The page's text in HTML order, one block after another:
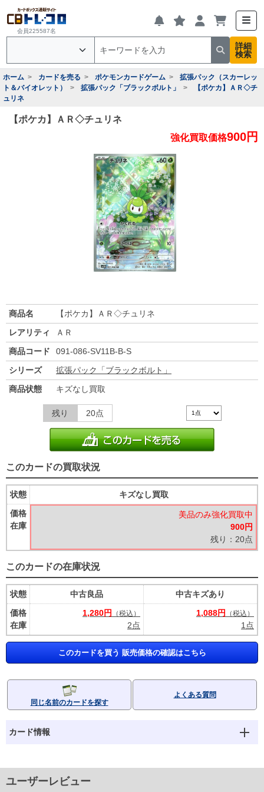
会員225587名
詳細
検索
ホーム カードを売る ポケモンカードゲーム
拡張パック（スカーレッ
ト＆バイオレット）
拡張パック「ブラックボルト」
【ポケカ】ＡＲ◇チ
ュリネ
【ポケカ】ＡＲ◇チュリネ
強化買取価格900円
商品名
【ポケカ】ＡＲ◇チュリネ
レアリティ
ＡＲ
商品コード
091-086-SV11B-B-S
シリーズ
拡張パック「ブラックボルト」
商品状態
キズなし買取
残り 20点
このカードの買取状況
状態
価格
在庫
キズなし買取
美品のみ強化買取中
900円
残り：20点
このカードの在庫状況
状態
価格
在庫
中古良品
1,280円
（税込）
2点
中古キズあり
1,088円
（税込）
1点
このカードを買う 販売価格の確認はこちら
同じ名前のカードを探す
よくある質問
カード情報
ユーザーレビュー